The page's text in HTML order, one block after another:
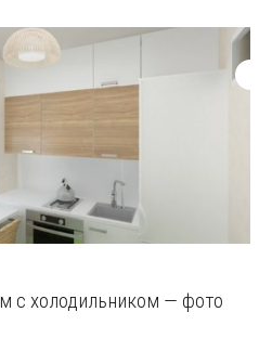
с холодильником — фото